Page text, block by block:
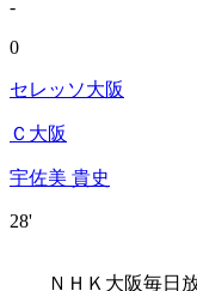
-
0
セレッソ大阪
Ｃ大阪
宇佐美 貴史
28'
ＮＨＫ大阪毎日